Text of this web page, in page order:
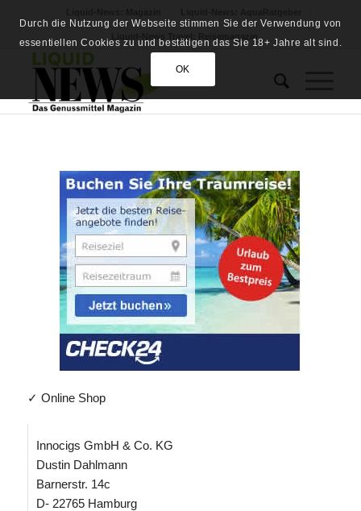
✓ Online Shop
Innocigs GmbH & Co. KG
Dustin Dahlmann
Barnerstr. 14c
D- 22765 Hamburg
Durch die Nutzung der Webseite stimmen Sie der Verwendung von
essentiellen Cookies zu und bestätigen das Sie 18+ Jahre alt sind.
OK